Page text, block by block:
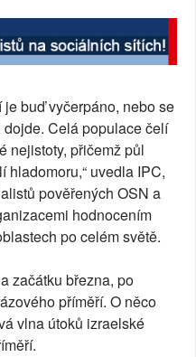
buď vyčerpáno, nebo se
Celá populace čelí
nejistoty, přičemž půl
hladomoru,“ uvedla IPC,
pověřených OSN a
hodnocením
po celém světě.
začátku března, po
příměří. O něco
vlna útoků izraelské